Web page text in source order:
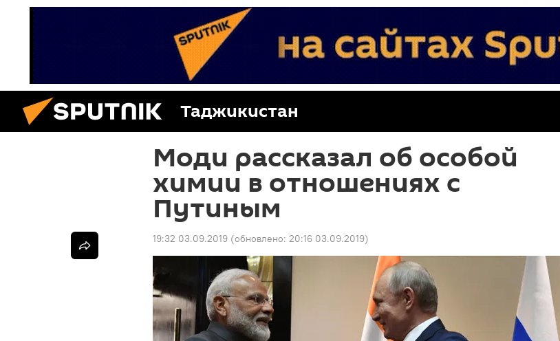
Таджикистан
Моди рассказал об особой
химии в отношениях с
Путиным
19:32 03.09.2019 (обновлено: 20:16 03.09.2019)